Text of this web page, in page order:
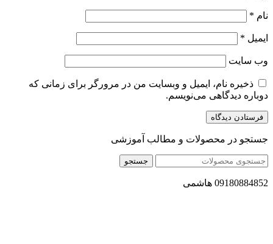
نام *
ایمیل *
وب‌ سایت
ذخیره نام، ایمیل و وبسایت من در مرورگر برای زمانی که
دوباره دیدگاهی می‌نویسم.
جستجو در محصولات و مطالب آموزشی
جستجو
09180884852 هاشمی